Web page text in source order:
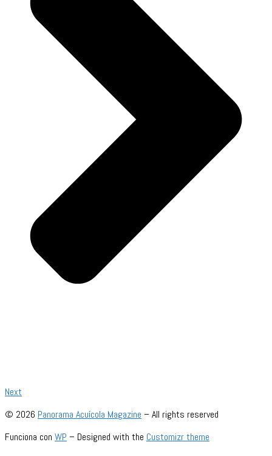
Next
© 2026 Panorama Acuícola Magazine – All rights reserved
Funciona con WP – Designed with the Customizr theme